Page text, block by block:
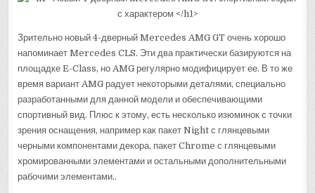
Зрительно новый 4-дверный Mercedes AMG GT очень хорошо
напоминает Mercedes CLS. Эти два практически базируются на
площадке E-Class, но AMG регулярно модифицирует ее. В то же
время вариант AMG радует некоторыми деталями, специально
разработанными для данной модели и обеспечивающими
спортивный вид. Плюс к этому, есть несколько изюминок с точки
зрения оснащения, например как пакет Night с глянцевыми
черными компонентами декора, пакет Chrome с глянцевыми
хромированными элементами и остальными дополнительными
рабочими элементами..